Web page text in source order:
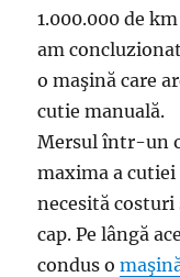
1.000.000 de
am
o maşină care
cutie manuală.
Mersul într-un
maxima a cutiei
necesită
cap. Pe lângă
condus o